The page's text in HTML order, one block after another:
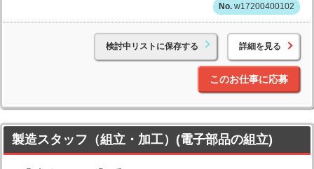
w17200400102
検討中リストに保存する 詳細を見る
このお仕事に応募
製造スタッフ（組立・加工）(電子部品の組立)